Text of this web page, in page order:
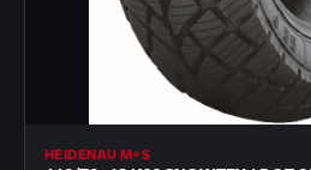
HEIDENAU M+S